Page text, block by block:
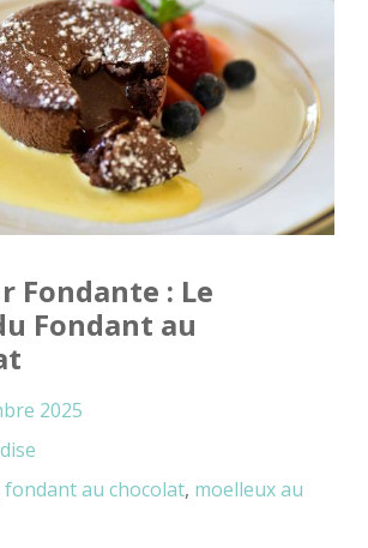
Fondante : Le
Fondant au
2025
fondant au chocolat, moelleux au